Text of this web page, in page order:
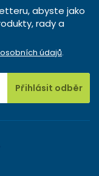
abyste jako
rady a
údajů.
Přihlásit odběr